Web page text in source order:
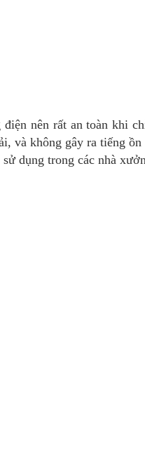
nên rất an toàn khi
và không gây ra tiếng
dụng trong các nhà